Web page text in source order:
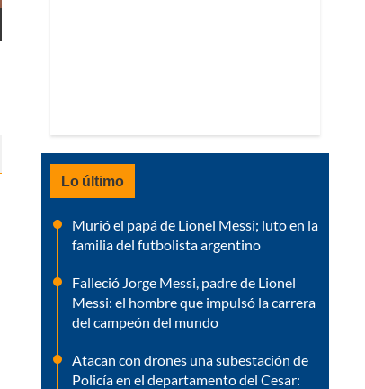
Lo último
Murió el papá de Lionel Messi; luto en la
familia del futbolista argentino
Falleció Jorge Messi, padre de Lionel
Messi: el hombre que impulsó la carrera
del campeón del mundo
Atacan con drones una subestación de
Policía en el departamento del Cesar: